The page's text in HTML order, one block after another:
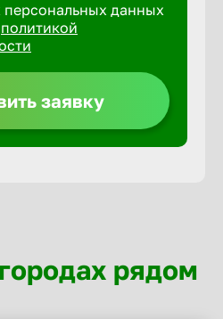
данных
политикой
заявку
рядом